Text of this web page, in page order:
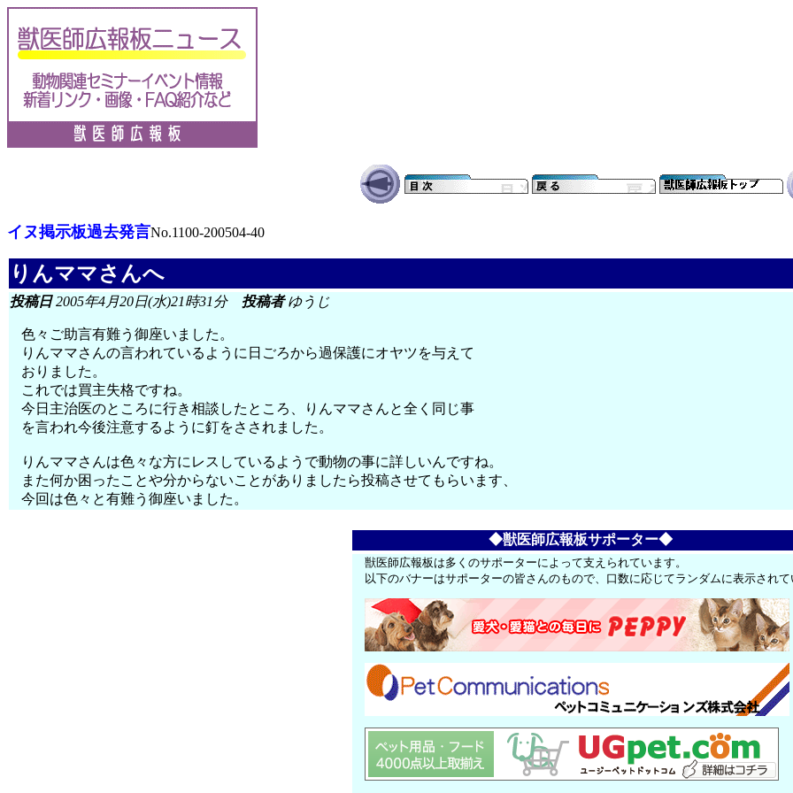
イヌ掲示板過去発言No.1100-200504-40
りんママさんへ
投稿日2005年4月20日(水)21時31分 投稿者ゆうじ
色々ご助言有難う御座いました。
りんママさんの言われているように日ごろから過保護にオヤツを与えて
おりました。
これでは買主失格ですね。
今日主治医のところに行き相談したところ、りんママさんと全く同じ事
を言われ今後注意するように釘をさされました。
りんママさんは色々な方にレスしているようで動物の事に詳しいんですね。
また何か困ったことや分からないことがありましたら投稿させてもらいます、
今回は色々と有難う御座いました。
◆獣医師広報板サポーター◆
獣医師広報板は多くのサポーターによって支えられています。
以下のバナーはサポーターの皆さんのもので、口数に応じてランダムに表示され